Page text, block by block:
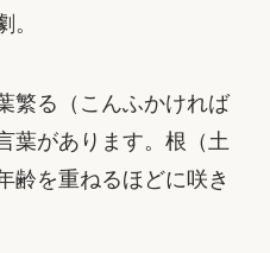
。
繁る（こんふかければ
葉があります。根（土
齢を重ねるほどに咲き